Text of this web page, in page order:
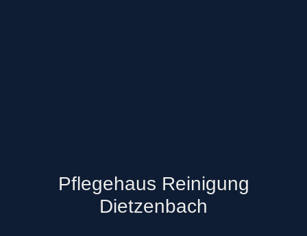
Pflegehaus Reinigung
Dietzenbach